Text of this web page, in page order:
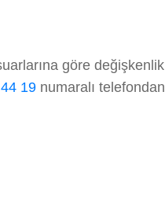
göre değişkenlik
19 numaralı telefondan